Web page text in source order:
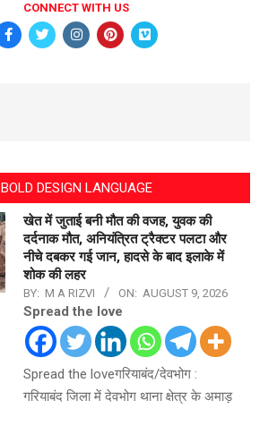
CONNECT WITH US
BOLD DESIGN LANGUAGE
खेत में जुताई बनी मौत की वजह, युवक की
दर्दनाक मौत, अनियंत्रित ट्रैक्टर पलटा और
नीचे दबकर गई जान, हादसे के बाद इलाके में
शोक की लहर
BY: M A RIZVI ON: AUGUST 9, 2026
Spread the love
Spread the loveगरियाबंद/देवभोग :
गरियाबंद जिला में देवभोग थाना क्षेत्र के अमाड़